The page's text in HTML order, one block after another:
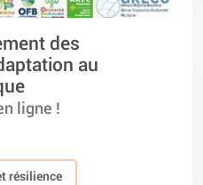
des
au
ligne !
résilience